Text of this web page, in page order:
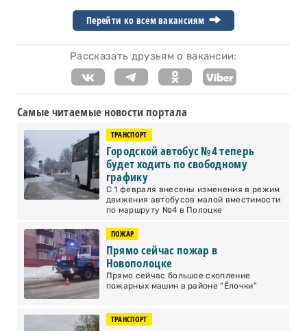
Перейти ко всем вакансиям
Рассказать друзьям о вакансии:
Самые читаемые новости портала
ТРАНСПОРТ
Городской автобус №4 теперь
будет ходить по свободному
графику
С 1 февраля внесены изменения в режим
движения автобусов малой вместимости
по маршруту №4 в Полоцке
ПОЖАР
Прямо сейчас пожар в
Новополоцке
Прямо сейчас большое скопление
пожарных машин в районе “Ёлочки”
ТРАНСПОРТ